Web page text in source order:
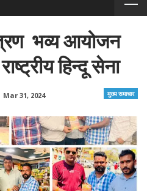
भव्य आयोजन
हिन्दू सेना
मुख्य समाचार
Mar 31, 2024